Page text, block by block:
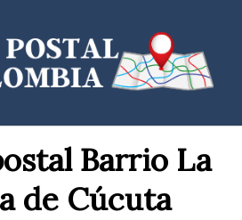
Barrio La
de Cúcuta